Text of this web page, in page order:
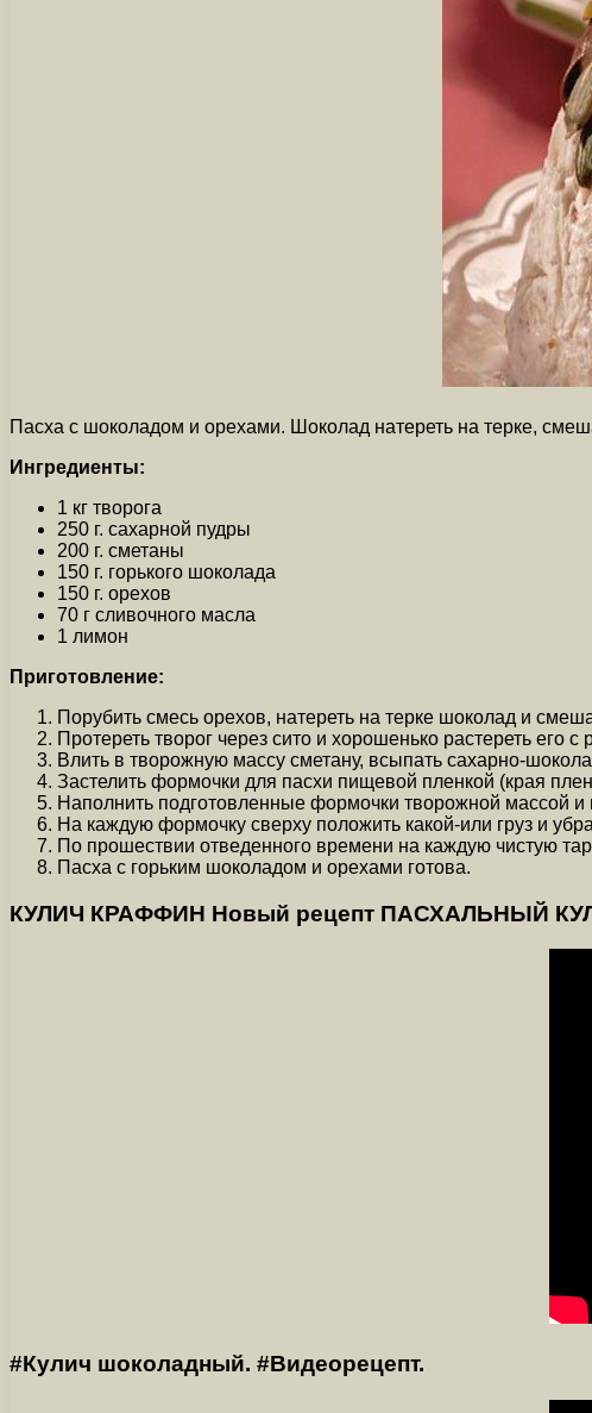
Пасха с шоколадом и орехами. Шоколад натереть на терке,
Ингредиенты:
1 кг творога
250 г. cахарной пудры
200 г. сметаны
150 г. горького шоколада
150 г. орехов
70 г сливочного масла
1 лимон
Приготовление:
Порубить смесь орехов, натереть на терке шоколад и
Протереть творог через сито и хорошенько растереть
Влить в творожную массу сметану, всыпать сахарно-
Застелить формочки для пасхи пищевой пленкой (края
Наполнить подготовленные формочки творожной массой
На каждую формочку сверху положить какой-или груз и
По прошествии отведенного времени на каждую чистую
Пасха с горьким шоколадом и орехами готова.
КУЛИЧ КРАФФИН Новый рецепт ПАСХАЛЬНЫЙ
#Кулич шоколадный. #Видеорецепт.